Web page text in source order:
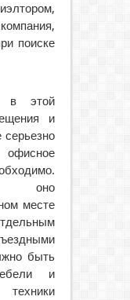
поиске
в этой
и
серьезно
оно
месте
быть
и